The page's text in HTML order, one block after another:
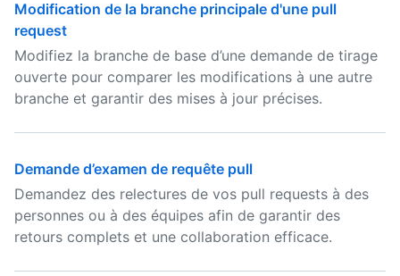
Modification de la branche principale d'une pull
request
Modifiez la branche de base d’une demande de tirage
ouverte pour comparer les modifications à une autre
branche et garantir des mises à jour précises.
Demande d’examen de requête pull
Demandez des relectures de vos pull requests à des
personnes ou à des équipes afin de garantir des
retours complets et une collaboration efficace.